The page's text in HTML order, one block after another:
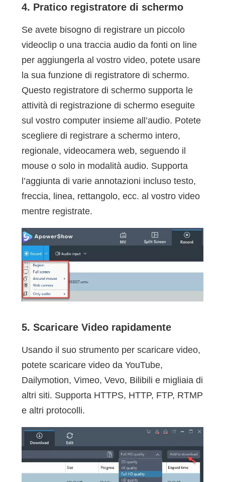
4. Pratico registratore di schermo
Se avete bisogno di registrare un piccolo
videoclip o una traccia audio da fonti on line
per aggiungerla al vostro video, potete usare
la sua funzione di registratore di schermo.
Questo registratore di schermo supporta le
attività di registrazione di schermo eseguite
sul vostro computer insieme all’audio. Potete
scegliere di registrare a schermo intero,
regionale, videocamera web, seguendo il
mouse o solo in modalità audio. Supporta
l’aggiunta di varie annotazioni incluso testo,
freccia, linea, rettangolo, ecc. al vostro video
mentre registrate.
5. Scaricare Video rapidamente
Usando il suo strumento per scaricare video,
potete scaricare video da YouTube,
Dailymotion, Vimeo, Vevo, Bilibili e migliaia di
altri siti. Supporta HTTPS, HTTP, FTP, RTMP
e altri protocolli.